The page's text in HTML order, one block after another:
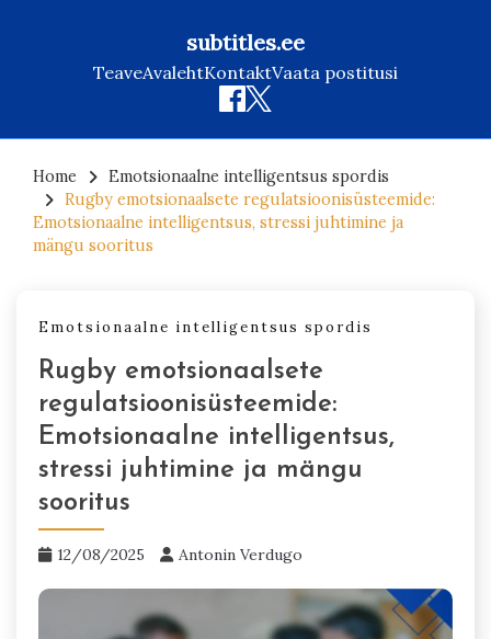
subtitles.ee
TeaveAvalehtKontaktVaata postitusi
content
Home
Emotsionaalne intelligentsus spordis
Rugby emotsionaalsete regulatsioonisüsteemide:
Emotsionaalne intelligentsus, stressi juhtimine ja
mängu sooritus
Emotsionaalne intelligentsus spordis
Rugby emotsionaalsete
regulatsioonisüsteemide:
Emotsionaalne intelligentsus,
stressi juhtimine ja mängu
sooritus
12/08/2025 Antonin Verdugo